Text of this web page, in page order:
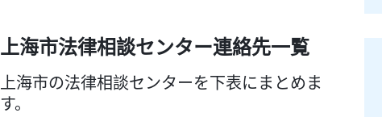
上海市法律相談センター連絡先一覧
上海市の法律相談センターを下表にまとめま
す。